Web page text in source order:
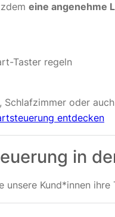
eine angenehme
Taster regeln
oder
entdecken
in
unsere Kund*innen